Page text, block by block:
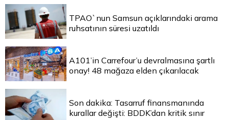
TPAO`nun Samsun açıklarındaki arama
ruhsatının süresi uzatıldı
A101’in Carrefour’u devralmasına şartlı
onay! 48 mağaza elden çıkarılacak
Son dakika: Tasarruf finansmanında
kurallar değişti: BDDK’dan kritik sınır